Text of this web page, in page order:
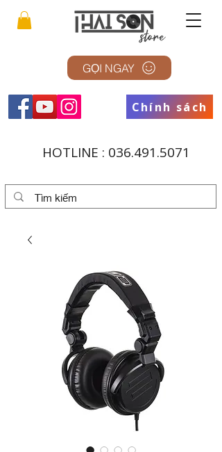
GỌI NGAY
Chính sách
HOTLINE : 036.491.5071